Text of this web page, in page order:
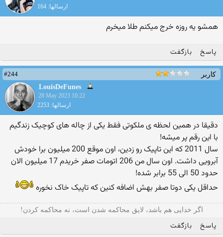
ارسالها: 164
همشو یه روزه خرج میکنم طلا میخرم
پاسخ بازگفت
کاربر
#244
LouisDeFunes
28 May 2023 10:22
ارسالها: 2253
دقیقا در همین لحظه ی ملکوتی فقط یکی از چاله های کوچیک زندگیم
با این رقم پر میشه!
سال 2011 که این تاپیک رو زدین، اون موقع 200 میلیون برا خودش
آبرویی داشت. اون سال من 206 اتومات صفر خریدم 17 میلیون الان
حدود 50 الی 55 برابر شده!
حداقل یکی دوتا صفر بهش اضافه کنین که تاپیک خاک نخوره
ﺍﮔﺮ ﺧﺪﺍﯾﯽ هم ﺑﺎﺷﺪ، ﻻﯾﻖ ﻣﺤﺎﮐﻤﻪ ﺷﺪﻥ ﺍﺳﺖ، ﻧﻪ ﻣﺤﺎﮐﻤﻪ ﮐﺮﺩﻥ!
پاسخ بازگفت